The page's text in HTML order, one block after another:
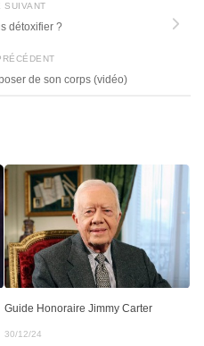
SUIVANT
détoxifier ?
de son corps (vidéo)
Guide Honoraire Jimmy Carter
30/12/24